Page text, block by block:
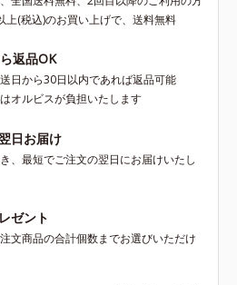
上(税込)のお買い上げで、送料無料
返品OK
日から30日以内であれば返品可能
オルビスが負担いたします
日お届け
、最短でご注文の翌日にお届けいたし
ゼント
文商品の合計個数までお選びいただけ